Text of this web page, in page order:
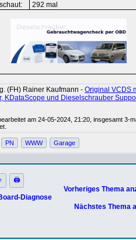
292 mal
(FH) Rainer Kaufmann - Original VCDS
KDataScope und Dieselschrauber
am 24-05-2024, 21:20, insgesamt 3-
PN WWW Garage
🖨
Diagnose
Vorheriges Thema
Nächstes Thema